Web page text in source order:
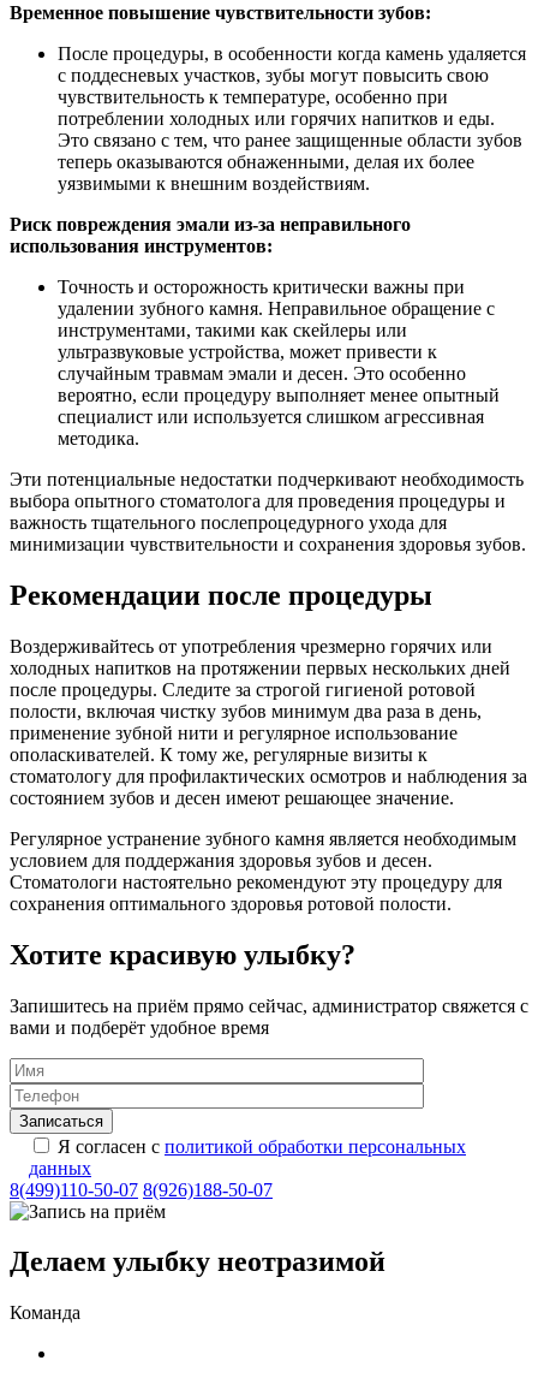
Временное повышение чувствительности зубов:
После процедуры, в особенности когда камень удаляется
с поддесневых участков, зубы могут повысить свою
чувствительность к температуре, особенно при
потреблении холодных или горячих напитков и еды.
Это связано с тем, что ранее защищенные области зубов
теперь оказываются обнаженными, делая их более
уязвимыми к внешним воздействиям.
Риск повреждения эмали из-за неправильного
использования инструментов:
Точность и осторожность критически важны при
удалении зубного камня. Неправильное обращение с
инструментами, такими как скейлеры или
ультразвуковые устройства, может привести к
случайным травмам эмали и десен. Это особенно
вероятно, если процедуру выполняет менее опытный
специалист или используется слишком агрессивная
методика.
Эти потенциальные недостатки подчеркивают необходимость
выбора опытного стоматолога для проведения процедуры и
важность тщательного послепроцедурного ухода для
минимизации чувствительности и сохранения здоровья зубов.
Рекомендации после процедуры
Воздерживайтесь от употребления чрезмерно горячих или
холодных напитков на протяжении первых нескольких дней
после процедуры. Следите за строгой гигиеной ротовой
полости, включая чистку зубов минимум два раза в день,
применение зубной нити и регулярное использование
ополаскивателей. К тому же, регулярные визиты к
стоматологу для профилактических осмотров и наблюдения за
состоянием зубов и десен имеют решающее значение.
Регулярное устранение зубного камня является необходимым
условием для поддержания здоровья зубов и десен.
Стоматологи настоятельно рекомендуют эту процедуру для
сохранения оптимального здоровья ротовой полости.
Хотите красивую улыбку?
Запишитесь на приём прямо сейчас, администратор свяжется с
вами и подберёт удобное время
Я согласен с политикой обработки персональных
данных
8(499)110-50-07 8(926)188-50-07
Делаем улыбку неотразимой
Команда